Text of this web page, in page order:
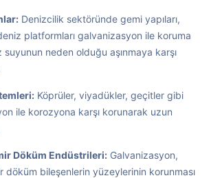
Denizcilik sektöründe gemi yapıları,
platformları galvanizasyon ile koruma
suyunun neden olduğu aşınmaya karşı
Köprüler, viyadükler, geçitler gibi
ile korozyona karşı korunarak uzun
Döküm Endüstrileri: Galvanizasyon,
döküm bileşenlerin yüzeylerinin korunması